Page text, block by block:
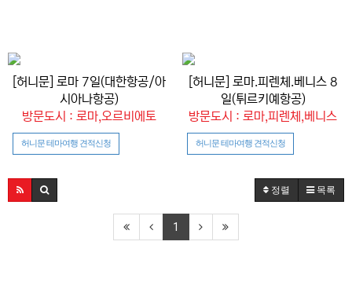
[허니문] 로마 7일(대한항공/아
시아나항공)
방문도시 : 로마,오르비에토
허니문 테마여행 견적신청
[허니문] 로마.피렌체.베니스 8
일(튀르키예항공)
방문도시 : 로마,피렌체,베니스
허니문 테마여행 견적신청
정렬 목록
1